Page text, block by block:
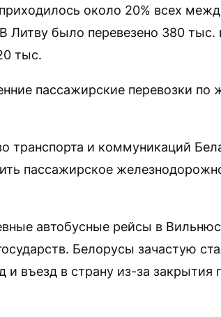
около 20% всех
Литву было перевезено 380 тыс.
тыс.
пассажирские перевозки по
транспорта и коммуникаций
пассажирское
автобусные рейсы в
Белорусы зачастую
въезд в страну из-за закрытия